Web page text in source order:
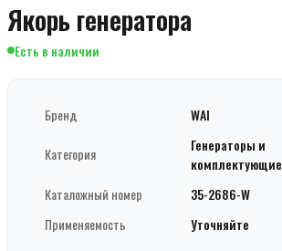
Якорь генератора
Есть в наличии
Бренд WAI
Категория
Генераторы и
комплектующие
Каталожный номер
35-2686-W
Применяемость
Уточняйте